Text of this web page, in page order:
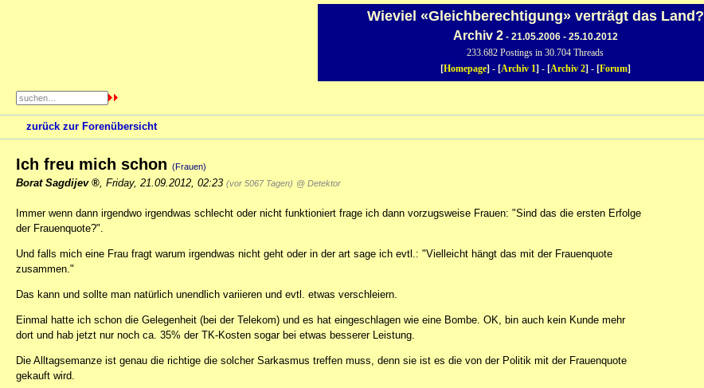
Wieviel «Gleichberechtigung» verträgt das Land?
Archiv 2- 21.05.2006 - 25.10.2012
233.682 Postings in 30.704 Threads
[Homepage] - [Archiv 1] - [Archiv 2] - [Forum]
zurück zur Forenübersicht
Ich freu mich schon (Frauen)
Borat Sagdijev Friday, 21.09.2012, 02:23 (vor 5067 Tagen) @ Detektor
Immer wenn dann irgendwo irgendwas schlecht oder nicht funktioniert frage ich dann vorzugsweise Frauen: "Sind das die ersten Erfolge
der Frauenquote?".
Und falls mich eine Frau fragt warum irgendwas nicht geht oder in der art sage ich evtl.: "Vielleicht hängt das mit der Frauenquote
zusammen."
Das kann und sollte man natürlich unendlich variieren und evtl. etwas verschleiern.
Einmal hatte ich schon die Gelegenheit (bei der Telekom) und es hat eingeschlagen wie eine Bombe. OK, bin auch kein Kunde mehr
dort und hab jetzt nur noch ca. 35% der TK-Kosten sogar bei etwas besserer Leistung.
Die Alltagsemanze ist genau die richtige die solcher Sarkasmus treffen muss, denn sie ist es die von der Politik mit der Frauenquote
gekauft wird.